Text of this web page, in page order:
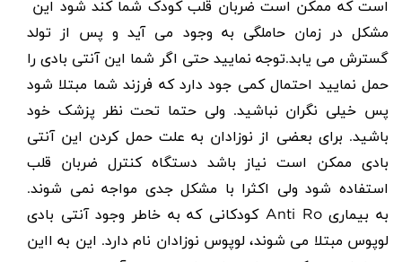
مشکل در زمان حاملگی به وجود می آید و پس از تولد
گسترش می یابد.توجه نمایید حتی اگر شما این آنتی بادی را
حمل نمایید احتمال کمی جود دارد که فرزند شما مبتلا شود
پس خیلی نگران نباشید. ولی حتما تحت نظر پزشک خود
باشید. برای بعضی از نوزادان به علت حمل کردن این آنتی
بادی ممکن است نیاز باشد دستگاه کنترل ضربان قلب
استفاده شود ولی اکثرا با مشکل جدی مواجه نمی شوند.
کودکانی که به خاطر وجود آنتی بادی Anti Ro به بیماری
لوپوس مبتلا می شوند، لوپوس نوزادان نام دارد. این به ااین